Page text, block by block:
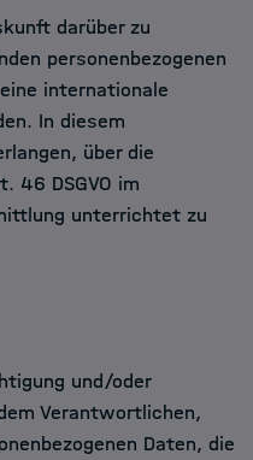
darüber zu
personenbezogenen
internationale
In diesem
über die
46 DSGVO im
unterrichtet zu
und/oder
Verantwortlichen,
Daten, die